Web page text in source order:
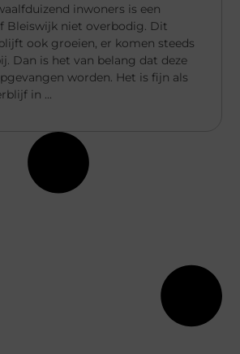
inwoners is een
Bleiswijk niet overbodig. Dit
ook groeien, er komen steeds
Dan is het van belang dat deze
worden. Het is fijn als
in ...